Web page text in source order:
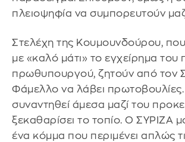
πλειοψηφία να συμπορευτούν
Στελέχη της Κουμουνδούρου,
με «καλό μάτι» το εγχείρημα του
πρωθυπουργού, ζητούν από τον
Φάμελλο να λάβει
συναντηθεί άμεσα μαζί του
ξεκαθαρίσει το τοπίο. Ο ΣΥΡΙΖΑ
ένα κόμμα που περιμένει απλώς